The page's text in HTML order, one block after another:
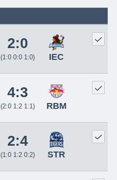
2:0
(1:0 0:0 1:0) IEC
4:3
(2:0 1:2 1:1) RBM
2:4
(1:0 1:2 0:2) STR